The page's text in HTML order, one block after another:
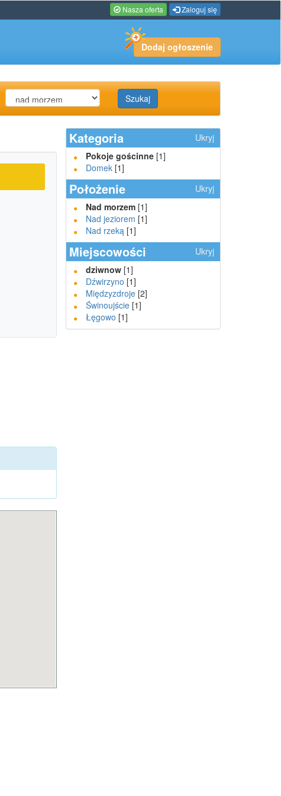
Nasza oferta Zaloguj się
Dodaj ogłoszenie
Szukaj
Kategoria
Ukryj
Pokoje gościnne [1]
Domek [1]
Położenie
Ukryj
Nad morzem [1]
Nad jeziorem [1]
Nad rzeką [1]
Miejscowości
Ukryj
dziwnow [1]
Dźwirzyno [1]
Międzyzdroje [2]
Świnoujście [1]
Łęgowo [1]